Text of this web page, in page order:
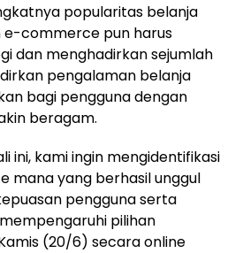
popularitas belanja
commerce pun harus
dan menghadirkan sejumlah
pengalaman belanja
bagi pengguna dengan
beragam.
ini, kami ingin mengidentifikasi
mana yang berhasil unggul
pengguna serta
pilihan
(20/6) secara online